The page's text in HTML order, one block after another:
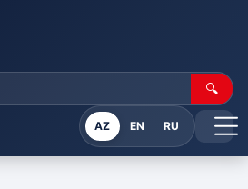
🔍
AZ EN RU